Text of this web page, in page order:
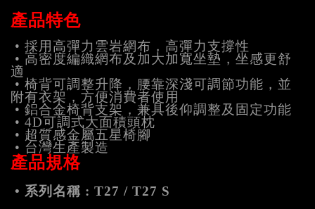
產品特色
• 採用高彈力雲岩網布，高彈力支撐性
• 高密度編織網布及加大加寬坐墊，坐感更舒
適
• 椅背可調整升降，腰靠深淺可調節功能，並
附有衣架，方便消費者使用
• 鋁合金椅背支架，兼具後仰調整及固定功能
• 4D可調式大面積頭枕
• 超質感金屬五星椅腳
• 台灣生產製造
產品規格
• 系列名稱 : T27 / T27 S